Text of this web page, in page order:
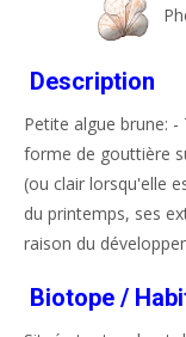
Description
Petite algue brune:
forme de gouttière
(ou clair lorsqu'elle
du printemps, ses
raison du
Biotope /